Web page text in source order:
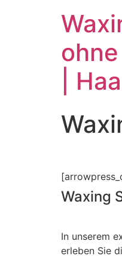
|
Waxing
In unserem
erleben Sie